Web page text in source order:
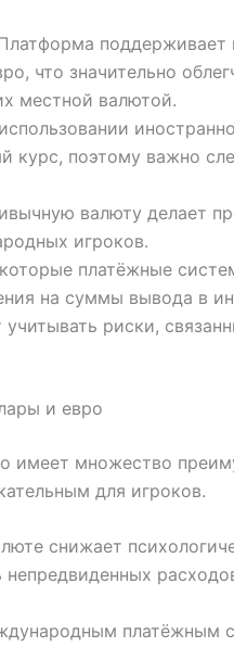
поддерживает
что значительно
местной валютой.
курс, поэтому важно
валюту делает
игроков.
платёжные
на суммы вывода в
риски,
и евро
имеет множество
для игроков.
снижает
платёжным